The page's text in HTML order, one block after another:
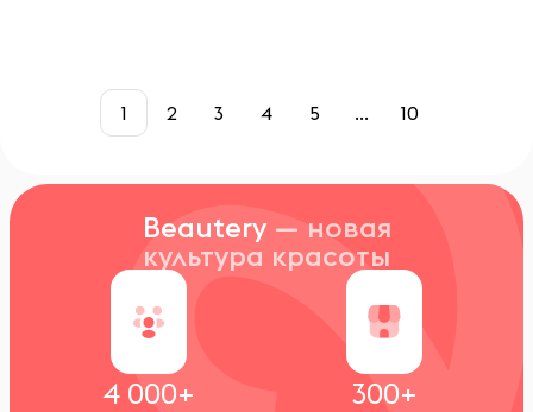
1 2 3 4 5 ... 10
Beautery — новая
культура красоты
4 000+ 300+